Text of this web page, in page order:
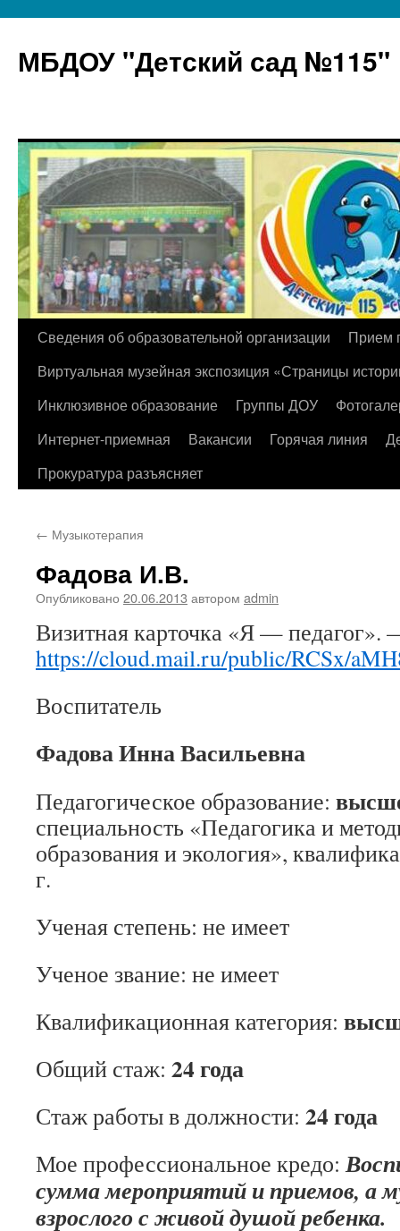
МБДОУ "Детский сад №115"
Перейти
содержимому
Сведения об образовательной организации
Прием
Виртуальная музейная экспозиция «Страницы
Инклюзивное образование
Группы ДОУ
Интернет-приемная
Вакансии Горячая линия
Прокуратура разъясняет
← Музыкотерапия
Фадова И.В.
Опубликовано 20.06.2013 автором admin
Визитная карточка «Я — педагог».
https://cloud.mail.ru/public/RCSx/
Воспитатель
ФадоваИнна Васильевна
Педагогическое образование:
специальность «Педагогика и
образования и экология»,
г.
Ученая степень: не имеет
Ученое звание: не имеет
Квалификационная категория:
Общий стаж: 24 года
Стаж работы в должности: 24 года
Мое профессиональное кредо:
сумма мероприятий и приемов, а
взрослого с живой душой ребенка.